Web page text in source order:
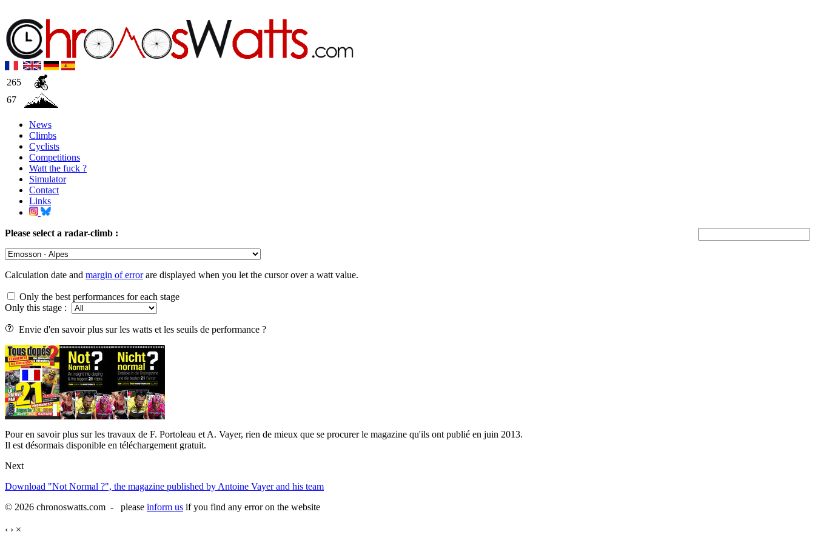
265
67
News
Climbs
Cyclists
Competitions
Watt the fuck ?
Simulator
Contact
Links
Please select a radar-climb :
Calculation date and margin of errorare displayed when you let the cursor over a watt value.
Only the best performances for each stage
Only this stage :
Envie d'en savoir plus sur les watts et les seuils de performance ?
Pour en savoir plus sur les travaux de F. Portoleau et A. Vayer, rien de mieux que se procurer le magazine qu'ils ont publié en juin 2013.
Il est désormais disponible en téléchargement gratuit.
Next
Download "Not Normal ?", the magazine published by Antoine Vayer and his team
© 2026 chronoswatts.com - please inform us if you find any error on the website
‹ › ×